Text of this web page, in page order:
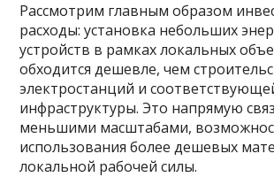
Рассмотрим главным образом
расходы: установка небольших
устройств в рамках локальных
обходится дешевле, чем
электростанций и
инфраструктуры. Это напрямую
меньшими масштабами,
использования более дешевых
локальной рабочей силы.